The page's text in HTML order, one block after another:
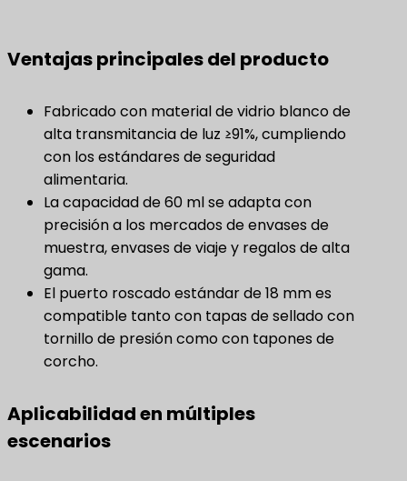
Ventajas principales del producto
Fabricado con material de vidrio blanco de
alta transmitancia de luz ≥91%, cumpliendo
con los estándares de seguridad
alimentaria.
La capacidad de 60 ml se adapta con
precisión a los mercados de envases de
muestra, envases de viaje y regalos de alta
gama.
El puerto roscado estándar de 18 mm es
compatible tanto con tapas de sellado con
tornillo de presión como con tapones de
corcho.
Aplicabilidad en múltiples
escenarios